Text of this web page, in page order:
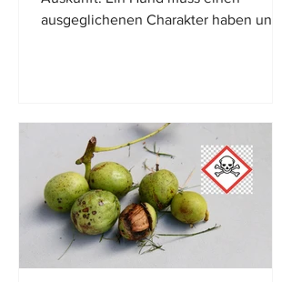
ausgeglichenen Charakter haben und